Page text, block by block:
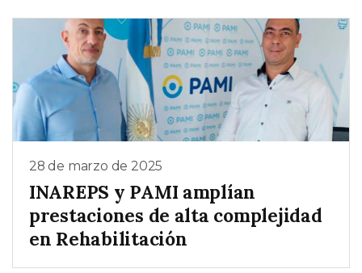
28 de marzo de 2025
INAREPS y PAMI amplían
prestaciones de alta complejidad
en Rehabilitación